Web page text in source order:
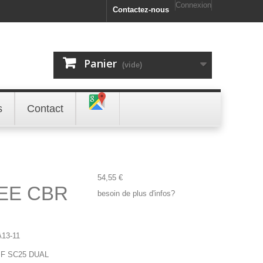
Connexion
Contactez-nous
Panier (vide)
Contact
CBR
11
SC25 DUAL
54,55 €
besoin de plus d'infos?